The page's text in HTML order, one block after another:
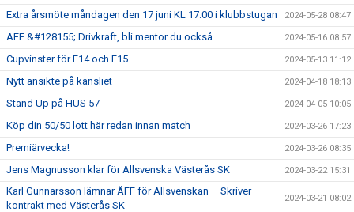
Extra årsmöte måndagen den 17 juni KL 17:00 i klubbstugan 2024-05-28 08:47
ÄFF &#128155; Drivkraft, bli mentor du också 2024-05-16 08:57
Cupvinster för F14 och F15 2024-05-13 11:12
Nytt ansikte på kansliet 2024-04-18 18:13
Stand Up på HUS 57 2024-04-05 10:05
Köp din 50/50 lott här redan innan match 2024-03-26 17:23
Premiärvecka! 2024-03-26 08:35
Jens Magnusson klar för Allsvenska Västerås SK 2024-03-22 15:31
Karl Gunnarsson lämnar ÄFF för Allsvenskan – Skriver
kontrakt med Västerås SK
2024-03-21 08:02